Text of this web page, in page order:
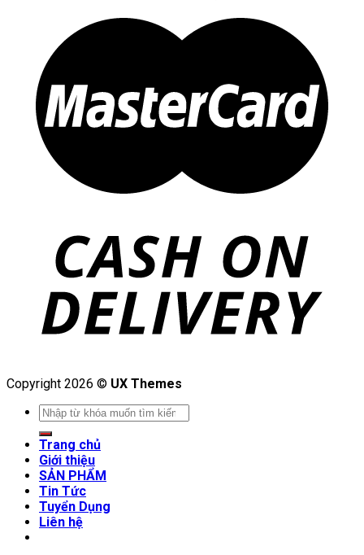
Copyright 2026 © UX Themes
Search
for:
Trang chủ
Giới thiệu
SẢN PHẨM
Tin Tức
Tuyển Dụng
Liên hệ